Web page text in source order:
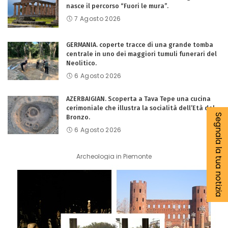
nasce il percorso “Fuori le mura”.
7 Agosto 2026
GERMANIA. coperte tracce di una grande tomba
centrale in uno dei maggiori tumuli funerari del
Neolitico.
6 Agosto 2026
AZERBAIGIAN. Scoperta a Tava Tepe una cucina
cerimoniale che illustra la socialità dell’Età del
Bronzo.
6 Agosto 2026
Archeologia in Piemonte Segnala la tua notizia